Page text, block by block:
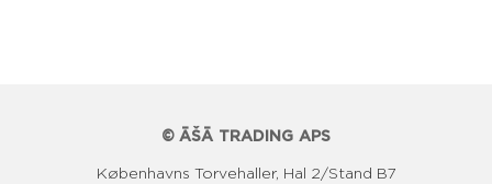
© ĀŠĀ TRADING APS
Københavns Torvehaller, Hal 2/Stand B7